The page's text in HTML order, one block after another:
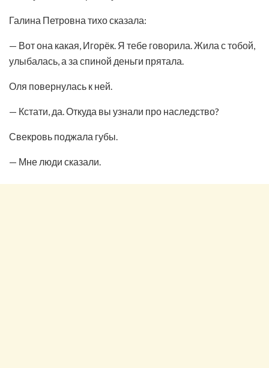
Галина Петровна тихо сказала:
— Вот она какая, Игорёк. Я тебе говорила. Жила с тобой,
улыбалась, а за спиной деньги прятала.
Оля повернулась к ней.
— Кстати, да. Откуда вы узнали про наследство?
Свекровь поджала губы.
— Мне люди сказали.